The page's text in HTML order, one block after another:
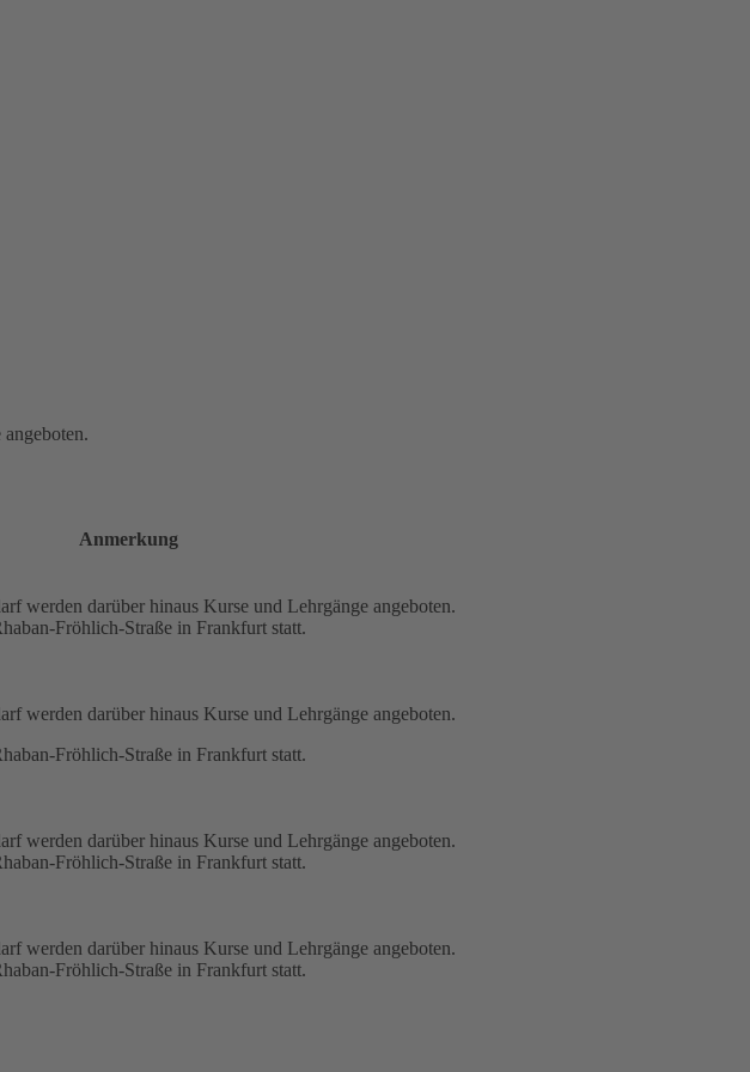
Anmerkung
werden darüber hinaus Kurse und Lehrgänge angeboten.
Fröhlich-Straße in Frankfurt statt.
werden darüber hinaus Kurse und Lehrgänge angeboten.
Fröhlich-Straße in Frankfurt statt.
werden darüber hinaus Kurse und Lehrgänge angeboten.
Fröhlich-Straße in Frankfurt statt.
werden darüber hinaus Kurse und Lehrgänge angeboten.
Fröhlich-Straße in Frankfurt statt.